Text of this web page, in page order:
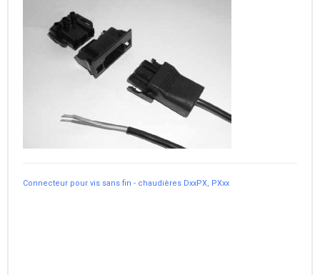
Connecteur pour vis sans fin - chaudières DxxPX, PXxx